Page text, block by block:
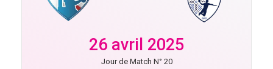
26 avril 2025
Jour de Match N° 20